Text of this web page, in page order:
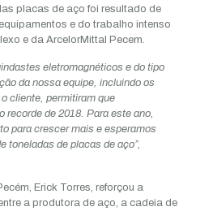
placas de aço foi resultado de
e do trabalho intenso
e da ArcelorMittal Pecem.
eletromagnéticos e do tipo
da nossa equipe, incluindo os
cliente, permitiram que
recorde de 2018. Para este ano,
para crescer mais e esperamos
toneladas de placas de aço”,
Erick Torres, reforçou a
a produtora de aço, a cadeia de